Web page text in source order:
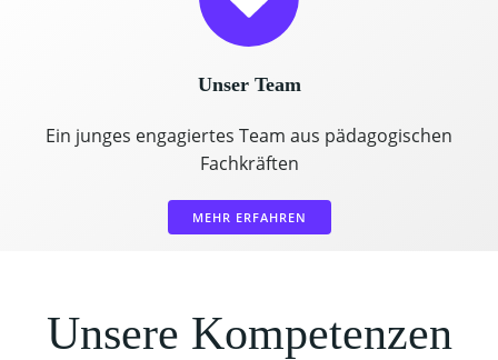
Unser Team
Ein junges engagiertes Team aus pädagogischen
Fachkräften
MEHR ERFAHREN
Unsere Kompetenzen